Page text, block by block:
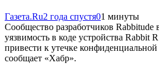
Газета.Ru2 года спустя01 минуты
Сообщество разработчиков
уязвимость в коде устройства Rabbit
привести к утечке
сообщает «Хабр».